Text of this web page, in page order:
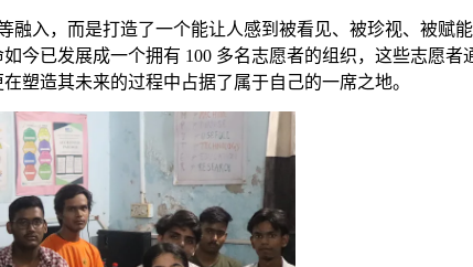
融入，而是打造了一个能让人感到被看见、被珍视、被赋
今已发展成一个拥有 100 多名志愿者的组织，这些志愿
塑造其未来的过程中占据了属于自己的一席之地。